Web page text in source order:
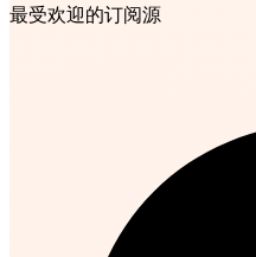
最受欢迎的订阅源